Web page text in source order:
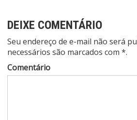
DEIXE COMENTÁRIO
Seu endereço de e-mail não será
necessários são marcados com *.
Comentário